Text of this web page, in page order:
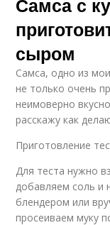
сыром
Самса, одно из
не только очень
неимоверно
расскажу как
Приготовление
Для теста нужно
добавляем соль и
блендером или
просеиваем муку